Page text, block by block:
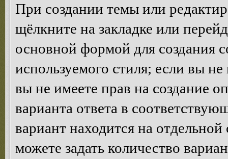
При создании темы или
щёлкните на закладке или
основной формой для создания
используемого стиля; если вы
вы не имеете прав на создание
варианта ответа в
вариант находится на
можете задать количество